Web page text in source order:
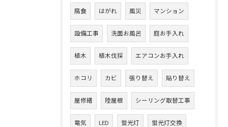
腐食 はがれ 風災 マンション
設備工事 洗面お風呂 庭お手入れ
植木 植木伐採 エアコンお手入れ
ホコリ カビ 張り替え 貼り替え
屋修繕 陸屋根 シーリング取替工事
電気 LED 蛍光灯 蛍光灯交換